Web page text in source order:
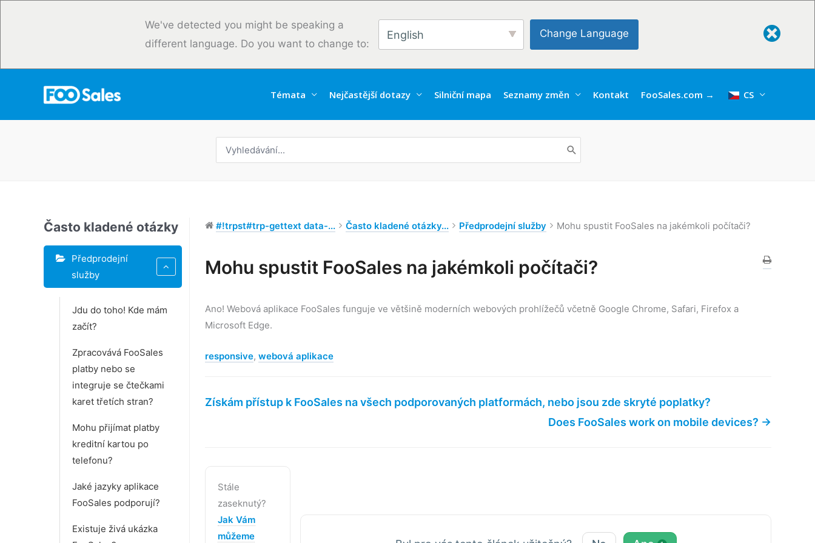
We've detected you might be speaking a
different language. Do you want to change to:
English Change Language
Témata Nejčastější dotazy Silniční mapa Seznamy změn Kontakt FooSales.com → CS
Často kladené otázky
Předprodejní
služby
Jdu do toho! Kde mám
začít?
Zpracovává FooSales
platby nebo se
integruje se čtečkami
karet třetích stran?
Mohu přijímat platby
kreditní kartou po
telefonu?
Jaké jazyky aplikace
FooSales podporují?
Existuje živá ukázka
#!trpst#trp-gettext data-... Často kladené otázky... Předprodejní služby Mohu spustit FooSales na jakémkoli počítači?
Mohu spustit FooSales na jakémkoli počítači?
Ano! Webová aplikace FooSales funguje ve většině moderních webových prohlížečů včetně Google Chrome, Safari, Firefox a
Microsoft Edge.
Štítky
responsive, webová aplikace
Získám přístup k FooSales na všech podporovaných platformách, nebo jsou zde skryté poplatky?
Does FooSales work on mobile devices? →
Stále
zaseknutý?
Jak Vám
můžeme